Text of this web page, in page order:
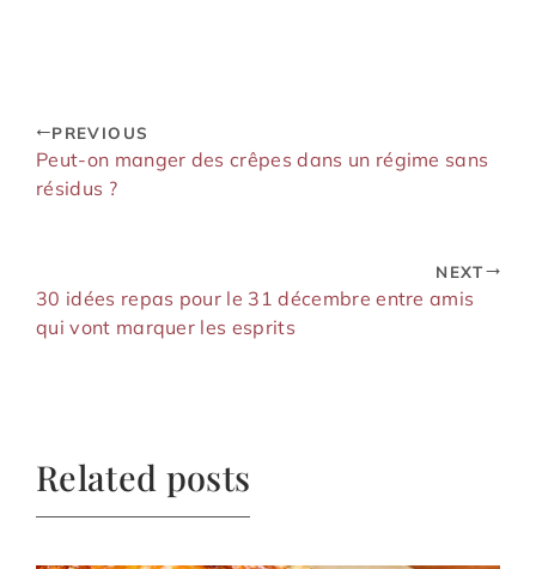
PREVIOUS
Peut-on manger des crêpes dans un régime sans
résidus ?
NEXT
30 idées repas pour le 31 décembre entre amis
qui vont marquer les esprits
Related posts